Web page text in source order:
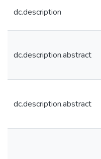
dc.description
dc.description.abstract
dc.description.abstract